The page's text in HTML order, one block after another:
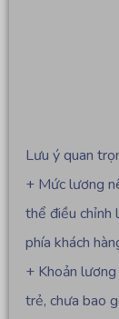
Lưu ý quan
+ Mức lương
thể điều chỉnh
phía khách
+ Khoản
trẻ, chưa bao